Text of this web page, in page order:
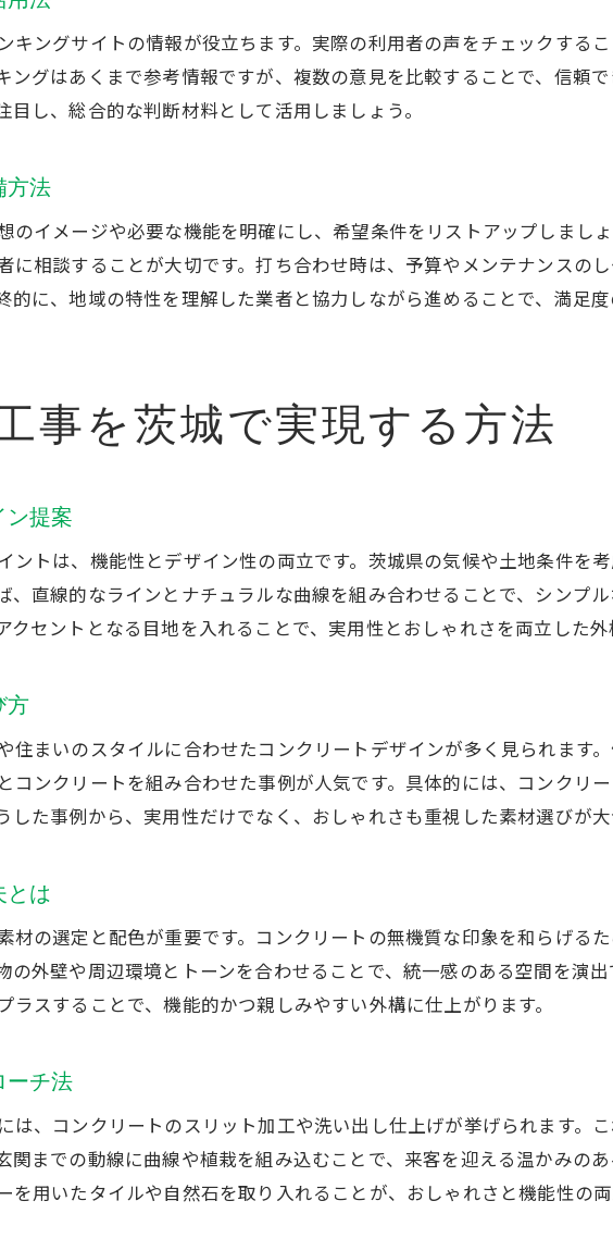
外構工事車の導線設計と安全性の確保
外構工事施工例駐車場のデザインと機能性
駐車場外構工事のおすすめコンクリート施工
外構工事で安さと品質を両立させる選び方
外構工事の費用を抑えるための見積もり術
外構工事の品質保証と業者選定のポイント
外構工事ホームページで情報を集める方法
茨城で選ぶ外構工事の最新デザイン事例
外構工事のトレンドと人気デザインの特徴
最新外構工事事例に見る機能性と美しさ
外構工事で叶える理想的なエクステリア空間
外構工事で長持ちするコンクリートの選び方
コンクリート外構工事の耐久性を高める方法
外構工事後のメンテナンスとトラブル対策
外構工事で安心の保証内容とサポート体制
キングサイトの情報が役立ちます。実際の利用者の声をチェックする
ングはあくまで参考情報ですが、複数の意見を比較することで、信頼
し、総合的な判断材料として活用しましょう。
方法
のイメージや必要な機能を明確にし、希望条件をリストアップしまし
に相談することが大切です。打ち合わせ時は、予算やメンテナンスの
的に、地域の特性を理解した業者と協力しながら進めることで、満足度
事を茨城で実現する方法
ン提案
ントは、機能性とデザイン性の両立です。茨城県の気候や土地条件を
、直線的なラインとナチュラルな曲線を組み合わせることで、シンプ
セントとなる目地を入れることで、実用性とおしゃれさを両立した外
方
住まいのスタイルに合わせたコンクリートデザインが多く見られます
コンクリートを組み合わせた事例が人気です。具体的には、コンクリ
た事例から、実用性だけでなく、おしゃれさも重視した素材選びが大
とは
材の選定と配色が重要です。コンクリートの無機質な印象を和らげる
の外壁や周辺環境とトーンを合わせることで、統一感のある空間を演
スすることで、機能的かつ親しみやすい外構に仕上がります。
ーチ法
は、コンクリートのスリット加工や洗い出し仕上げが挙げられます。
関までの動線に曲線や植栽を組み込むことで、来客を迎える温かみの
用いたタイルや自然石を取り入れることが、おしゃれさと機能性の両
お問い合わせ・ご相談はこちら
お問い合わせ・ご相談はこちら